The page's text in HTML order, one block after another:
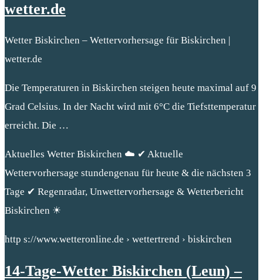
wetter.de
Wetter Biskirchen – Wettervorhersage für Biskirchen |
wetter.de
Die Temperaturen in Biskirchen steigen heute maximal auf 9
Grad Celsius. In der Nacht wird mit 6°C die Tiefsttemperatur
erreicht. Die …
Aktuelles Wetter Biskirchen ☁️ ✔ Aktuelle
Wettervorhersage stundengenau für heute & die nächsten 3
Tage ✔ Regenradar, Unwettervorhersage & Wetterbericht
Biskirchen ☀
http s://www.wetteronline.de › wettertrend › biskirchen
14-Tage-Wetter Biskirchen (Leun) –